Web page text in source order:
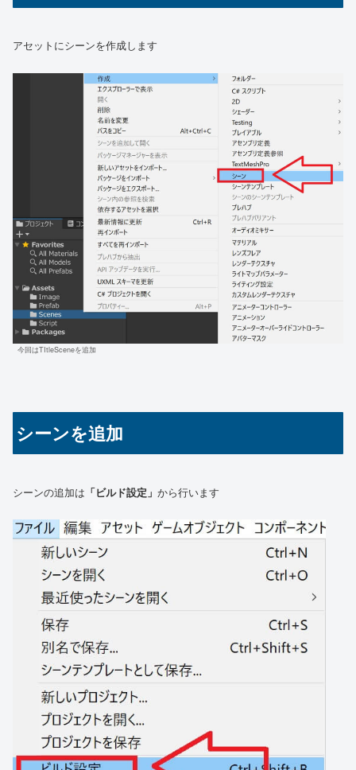
アセットにシーンを作成します
今回はTItleSceneを追加
シーンを追加
シーンの追加は 「ビルド設定」 から行います